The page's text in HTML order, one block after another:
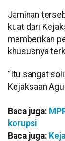
Jaminan
kuat dari
memberikan
khususnya
“Itu sangat
Kejaksaan
Baca juga:
korupsi
Baca juga: